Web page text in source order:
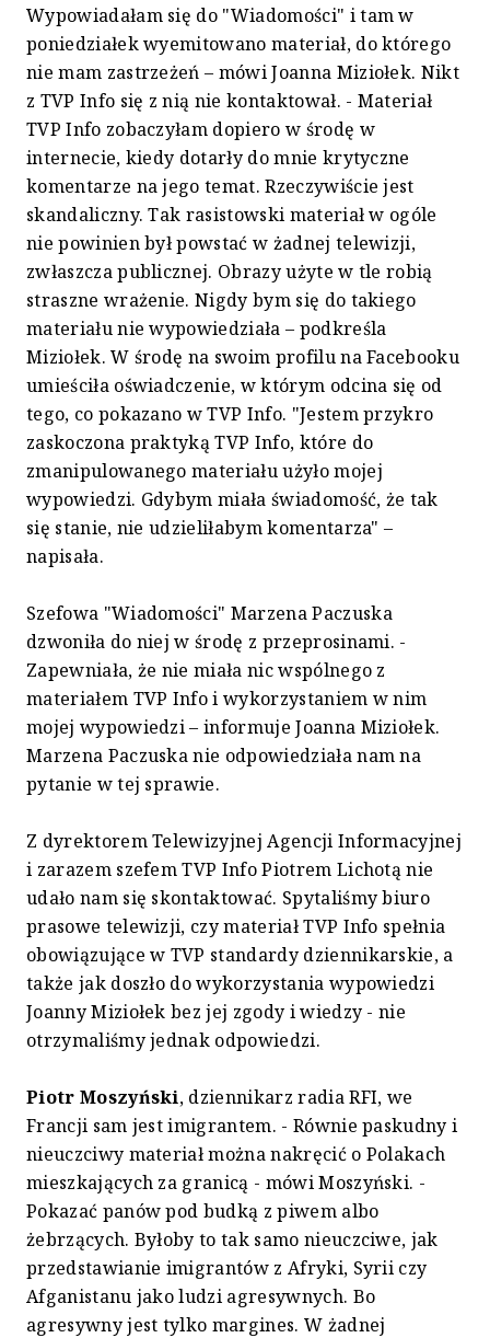
Wypowiadałam się do "Wiadomości" i tam w
poniedziałek wyemitowano materiał, do którego
nie mam zastrzeżeń – mówi Joanna Miziołek. Nikt
z TVP Info się z nią nie kontaktował. - Materiał
TVP Info zobaczyłam dopiero w środę w
internecie, kiedy dotarły do mnie krytyczne
komentarze na jego temat. Rzeczywiście jest
skandaliczny. Tak rasistowski materiał w ogóle
nie powinien był powstać w żadnej telewizji,
zwłaszcza publicznej. Obrazy użyte w tle robią
straszne wrażenie. Nigdy bym się do takiego
materiału nie wypowiedziała – podkreśla
Miziołek. W środę na swoim profilu na Facebooku
umieściła oświadczenie, w którym odcina się od
tego, co pokazano w TVP Info. "Jestem przykro
zaskoczona praktyką TVP Info, które do
zmanipulowanego materiału użyło mojej
wypowiedzi. Gdybym miała świadomość, że tak
się stanie, nie udzieliłabym komentarza" –
napisała.
Szefowa "Wiadomości" Marzena Paczuska
dzwoniła do niej w środę z przeprosinami. -
Zapewniała, że nie miała nic wspólnego z
materiałem TVP Info i wykorzystaniem w nim
mojej wypowiedzi – informuje Joanna Miziołek.
Marzena Paczuska nie odpowiedziała nam na
pytanie w tej sprawie.
Z dyrektorem Telewizyjnej Agencji Informacyjnej
i zarazem szefem TVP Info Piotrem Lichotą nie
udało nam się skontaktować. Spytaliśmy biuro
prasowe telewizji, czy materiał TVP Info spełnia
obowiązujące w TVP standardy dziennikarskie, a
także jak doszło do wykorzystania wypowiedzi
Joanny Miziołek bez jej zgody i wiedzy - nie
otrzymaliśmy jednak odpowiedzi.
Piotr Moszyński, dziennikarz radia RFI, we
Francji sam jest imigrantem. - Równie paskudny i
nieuczciwy materiał można nakręcić o Polakach
mieszkających za granicą - mówi Moszyński. -
Pokazać panów pod budką z piwem albo
żebrzących. Byłoby to tak samo nieuczciwe, jak
przedstawianie imigrantów z Afryki, Syrii czy
Afganistanu jako ludzi agresywnych. Bo
agresywny jest tylko margines. W żadnej